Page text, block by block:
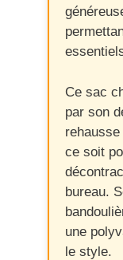
Ce sac
par son
rehausse
ce soit
bureau.
une
le style.